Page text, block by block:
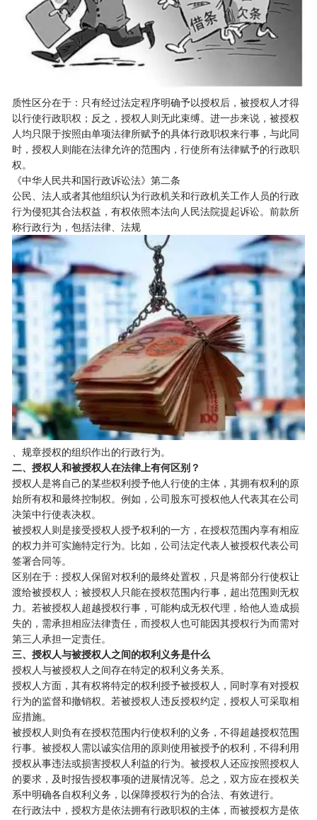
质性区分在于：只有经过法定程序明确予以授权后，被授权人才得
以行使行政职权；反之，授权人则无此束缚。进一步来说，被授权
人均只限于按照由单项法律所赋予的具体行政职权来行事，与此同
时，授权人则能在法律允许的范围内，行使所有法律赋予的行政职
权。
《中华人民共和国行政诉讼法》第二条
公民、法人或者其他组织认为行政机关和行政机关工作人员的行政
行为侵犯其合法权益，有权依照本法向人民法院提起诉讼。前款所
称行政行为，包括法律、法规
、规章授权的组织作出的行政行为。
二、授权人和被授权人在法律上有何区别？
授权人是将自己的某些权利授予他人行使的主体，其拥有权利的原
始所有权和最终控制权。例如，公司股东可授权他人代表其在公司
决策中行使表决权。
被授权人则是接受授权人授予权利的一方，在授权范围内享有相应
的权力并可实施特定行为。比如，公司法定代表人被授权代表公司
签署合同等。
区别在于：授权人保留对权利的最终处置权，只是将部分行使权让
渡给被授权人；被授权人只能在授权范围内行事，超出范围则无权
力。若被授权人超越授权行事，可能构成无权代理，给他人造成损
失的，需承担相应法律责任，而授权人也可能因其授权行为而需对
第三人承担一定责任。
三、授权人与被授权人之间的权利义务是什么
授权人与被授权人之间存在特定的权利义务关系。
授权人方面，其有权将特定的权利授予被授权人，同时享有对授权
行为的监督和撤销权。若被授权人违反授权约定，授权人可采取相
应措施。
被授权人则负有在授权范围内行使权利的义务，不得超越授权范围
行事。被授权人需以诚实信用的原则使用被授予的权利，不得利用
授权从事违法或损害授权人利益的行为。被授权人还应按照授权人
的要求，及时报告授权事项的进展情况等。总之，双方应在授权关
系中明确各自权利义务，以保障授权行为的合法、有效进行。
在行政法中，授权方是依法拥有行政职权的主体，而被授权方是依